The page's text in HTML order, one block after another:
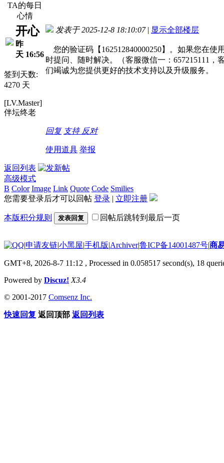
TA的每日
心情
开心
昨
天 16:56
签到天数:
4270 天
[LV.Master]
伴坛终老
发表于 2025-12-8 18:10:07 | 显示全部楼层
您的验证码【162512840000250】。如果您在
时提问、随时解决。（客服微信一：657215111，
们竭诚为您提供更好的技术支持以及升级服务。
回复 支持 反对
使用道具 举报
返回列表
高级模式
B Color Image Link Quote Code Smilies
您需要登录后才可以回帖 登录 | 立即注册
本版积分规则 发表回复 回帖后跳转到最后一页
|申请友链|小黑屋|手机版|Archiver|鲁ICP备14001487号|商
GMT+8, 2026-8-7 11:12 , Processed in 0.058517 second(s), 18
Powered by Discuz! X3.4
© 2001-2017 Comsenz Inc.
快速回复 返回顶部 返回列表